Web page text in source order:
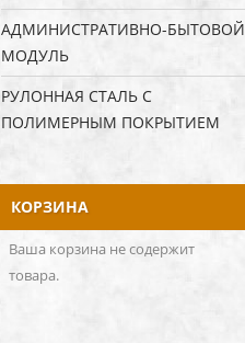
АДМИНИСТРАТИВНО-БЫТОВОЙ
МОДУЛЬ
РУЛОННАЯ СТАЛЬ С
ПОЛИМЕРНЫМ ПОКРЫТИЕМ
КОРЗИНА
Ваша корзина не содержит
товара.